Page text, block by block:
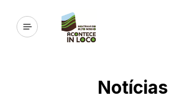
Notícias